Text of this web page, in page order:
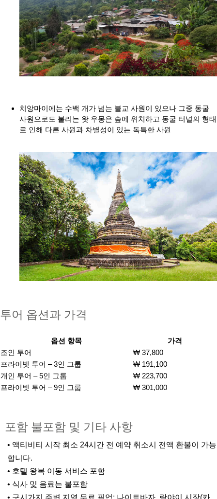
치앙마이에는 수백 개가 넘는 불교 사원이 있으나 그중 동굴
사원으로도 불리는 왓 우몽은 숲에 위치하고 동굴 터널의 형태
로 인해 다른 사원과 차별성이 있는 독특한 사원
투어 옵션과 가격
옵션 항목
가격
조인 투어
₩ 37,800
프라이빗 투어 – 3인 그룹
₩ 191,100
개인 투어 – 5인 그룹
₩ 223,700
프라이빗 투어 – 9인 그룹
₩ 301,000
포함 불포함 및 기타 사항
• 액티비티 시작 최소 24시간 전 예약 취소시 전액 환불이 가능
합니다.
• 호텔 왕복 이동 서비스 포함
• 식사 및 음료는 불포함
• 구시가지 주변 지역 무료 픽업: 나이트바자, 람야이 시장(카